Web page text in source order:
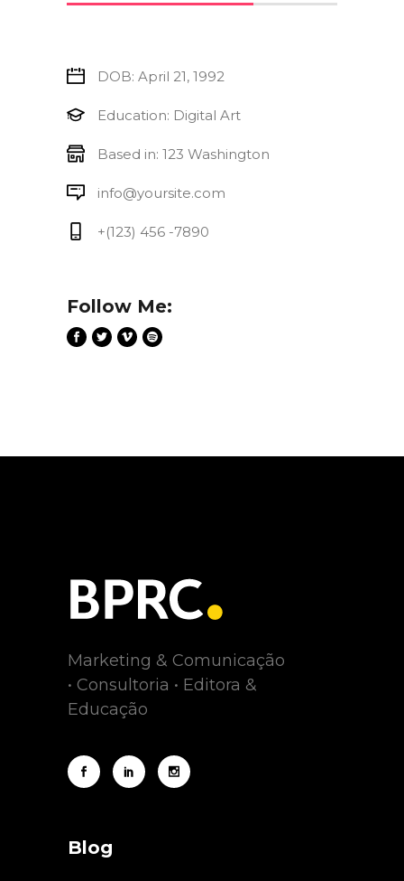
DOB: April 21, 1992
Education: Digital Art
Based in: 123 Washington
info@yoursite.com
+(123) 456 -7890
Follow Me:
Marketing & Comunicação
• Consultoria • Editora &
Educação
Blog